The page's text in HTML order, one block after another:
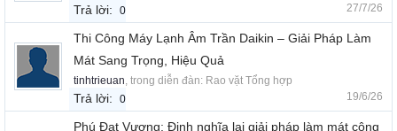
Trả lời: 0 27/7/26
Thi Công Máy Lạnh Âm Trần Daikin – Giải Pháp Làm
Mát Sang Trọng, Hiệu Quả
tinhtrieuan, trong diễn đàn: Rao vặt Tổng hợp
Trả lời: 0 19/6/26
Phú Đạt Vượng: Định nghĩa lại giải pháp làm mát công